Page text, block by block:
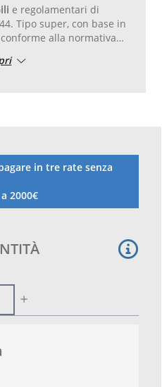
e regolamentari di
Tipo super, con base in
alla normativa
doppia nervatura interna
da fissare al
fornite come accessorio
in tre rate senza
2000€